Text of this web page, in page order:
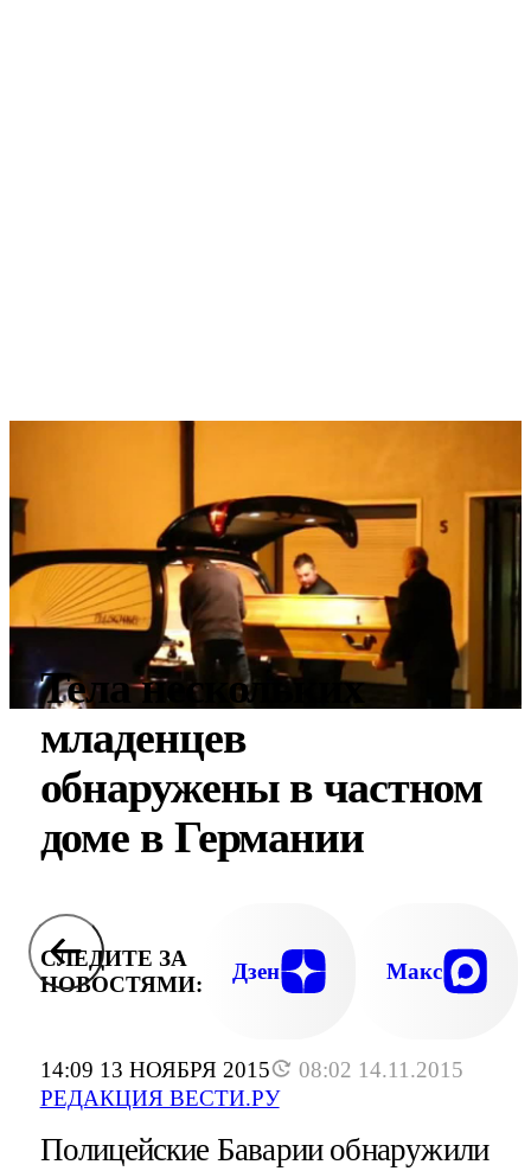
14:09 13 НОЯБРЯ 2015
08:02 14.11.2015
РЕДАКЦИЯ ВЕСТИ.РУ
Тела нескольких
младенцев
обнаружены в частном
доме в Германии
СЛЕДИТЕ ЗА
НОВОСТЯМИ:
Дзен Макс
Полицейские Баварии обнаружили